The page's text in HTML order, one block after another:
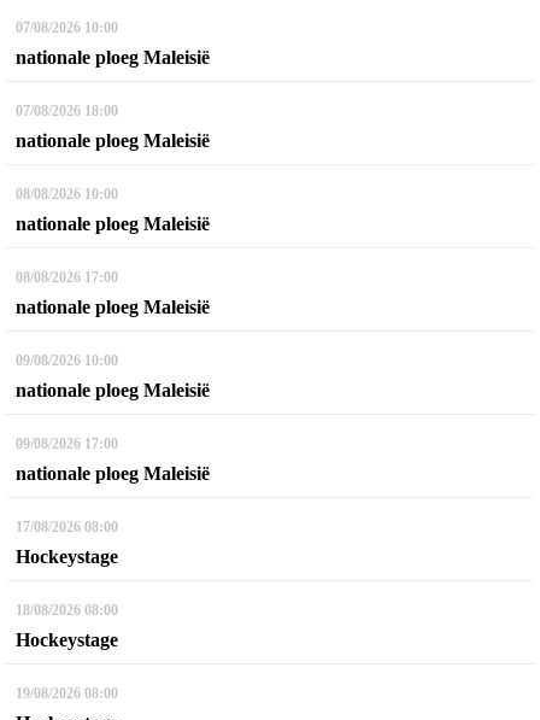
07/08/2026 10:00
nationale ploeg Maleisië
07/08/2026 18:00
nationale ploeg Maleisië
08/08/2026 10:00
nationale ploeg Maleisië
08/08/2026 17:00
nationale ploeg Maleisië
09/08/2026 10:00
nationale ploeg Maleisië
09/08/2026 17:00
nationale ploeg Maleisië
17/08/2026 08:00
Hockeystage
18/08/2026 08:00
Hockeystage
19/08/2026 08:00